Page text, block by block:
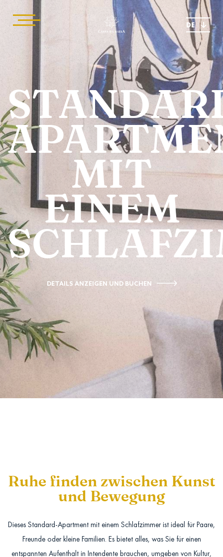
DE
MIT
EINEM
DETAILS ANZEIGEN UND BUCHEN
Ruhe finden zwischen Kunst
und Bewegung
Dieses Standard-Apartment mit einem Schlafzimmer ist ideal für Paare,
Freunde oder kleine Familien. Es bietet alles, was Sie für einen
entspannten Aufenthalt in Intendente brauchen, umgeben von Kultur,